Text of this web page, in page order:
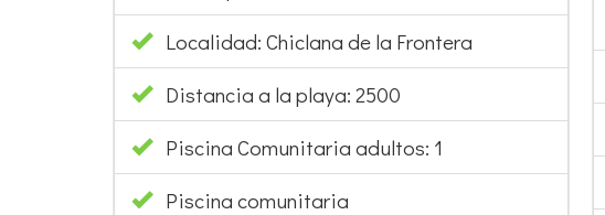
Localidad: Chiclana de la Frontera
Distancia a la playa: 2500
Piscina Comunitaria adultos: 1
Piscina comunitaria